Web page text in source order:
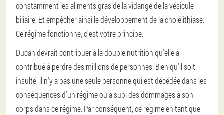
constamment les aliments gras de la vidange de la vésicule
biliaire. Et empêcher ainsi le développement de la cholélithiase.
Ce régime fonctionne, c'est votre principe.
Ducan devrait contribuer à la double nutrition qu'elle a
contribué à perdre des millions de personnes. Bien qu'il soit
insulté, il n'y a pas une seule personne qui est décédée dans les
conséquences d'un régime ou a subi des dommages à son
corps dans ce régime. Par conséquent, ce régime en tant que